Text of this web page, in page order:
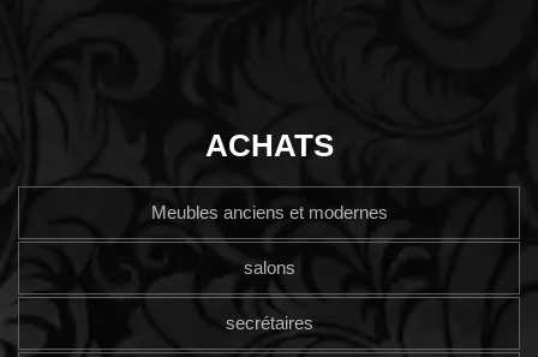
ACHATS
Meubles anciens et modernes
salons
secrétaires